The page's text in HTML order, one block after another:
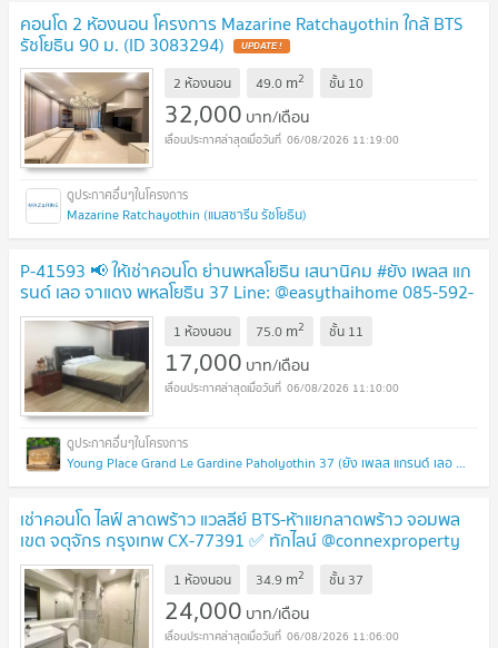
คอนโด 2 ห้องนอน โครงการ Mazarine Ratchayothin ใกล้ BTS
รัชโยธิน 90 ม. (ID 3083294)
2 ห้องนอน 49.0 m2 ชั้น 10
32,000 บาท/เดือน
06/08/2026 11:19:00
Mazarine Ratchayothin (แมสซารีน รัชโยธิน)
P-41593 📢 ให้เช่าคอนโด ย่านพหลโยธิน เสนานิคม #ยัง เพลส แก
รนด์ เลอ จาแดง พหลโยธิน 37 Line: @easythaihome 085-592-
2897
1 ห้องนอน 75.0 m2 ชั้น 11
17,000 บาท/เดือน
06/08/2026 11:10:00
Young Place Grand Le Gardine Paholyothin 37 (ยัง เพลส แกรนด์ เลอ จาแดง พหลโยธิน 37)
เช่าคอนโด ไลฟ์ ลาดพร้าว แวลลีย์ BTS-ห้าแยกลาดพร้าว จอมพล
เขต จตุจักร กรุงเทพ CX-77391 ✅ ทักไลน์ @connexproperty
ตอบทันที ทีมงานมืออาชีพ ✅
1 ห้องนอน 34.9 m2 ชั้น 37
24,000 บาท/เดือน
06/08/2026 11:06:00